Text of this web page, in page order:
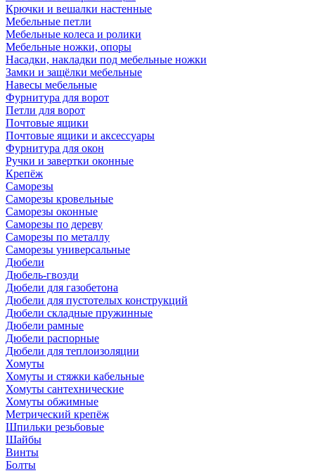
Крючки и вешалки настенные
Мебельные петли
Мебельные колеса и ролики
Мебельные ножки, опоры
Насадки, накладки под мебельные ножки
Замки и защёлки мебельные
Навесы мебельные
Фурнитура для ворот
Петли для ворот
Почтовые ящики
Почтовые ящики и аксессуары
Фурнитура для окон
Ручки и завертки оконные
Крепёж
Саморезы
Саморезы кровельные
Саморезы оконные
Саморезы по дереву
Саморезы по металлу
Саморезы универсальные
Дюбели
Дюбель-гвозди
Дюбели для газобетона
Дюбели для пустотелых конструкций
Дюбели складные пружинные
Дюбели рамные
Дюбели распорные
Дюбели для теплоизоляции
Хомуты
Хомуты и стяжки кабельные
Хомуты сантехнические
Хомуты обжимные
Метрический крепёж
Шпильки резьбовые
Шайбы
Винты
Болты